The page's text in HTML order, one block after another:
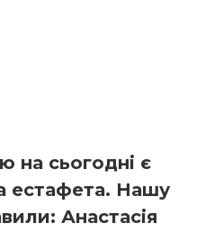
на сьогодні є
естафета. Нашу
Анастасія